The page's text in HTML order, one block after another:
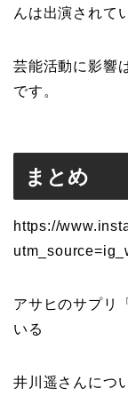
んは出演されて
芸能活動に影響
です。
まとめ
https://
アサヒのサプリ
いる
井川遥さんにつ